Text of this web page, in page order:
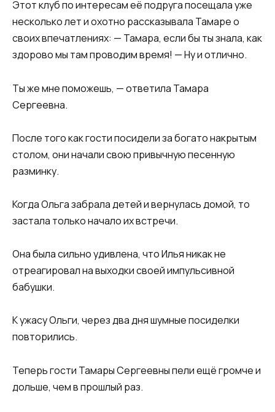
Этот клуб по интересам её подруга посещала уже
несколько лет и охотно рассказывала Тамаре о
своих впечатлениях: — Тамара, если бы ты знала, как
здорово мы там проводим время! — Ну и отлично.
Ты же мне поможешь, — ответила Тамара
Сергеевна.
После того как гости посидели за богато накрытым
столом, они начали свою привычную песенную
разминку.
Когда Ольга забрала детей и вернулась домой, то
застала только начало их встречи.
Она была сильно удивлена, что Илья никак не
отреагировал на выходки своей импульсивной
бабушки.
К ужасу Ольги, через два дня шумные посиделки
повторились.
Теперь гости Тамары Сергеевны пели ещё громче и
дольше, чем в прошлый раз.